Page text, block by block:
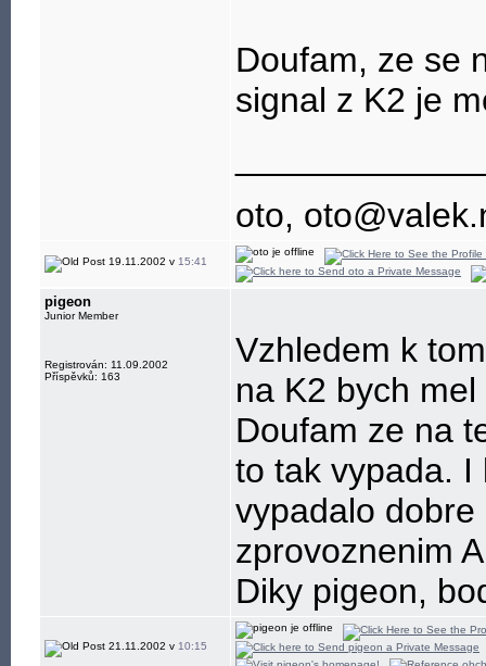
Doufam, ze se
signal z K2 je
oto,
19.11.2002 v 15:41
pigeon
Junior Member
Registrován: 11.09.2002
Příspěvků: 163
Vzhledem k
na K2 bych
Doufam ze na
to tak vypada. I
vypadalo
zprovoznenim
Diky pigeon,
21.11.2002 v 10:15